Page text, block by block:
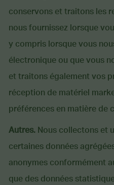
conservons et traitons les
nous fournissez lorsque
y compris lorsque vous
électronique ou que vous
et traitons également vos
réception de matériel
préférences en matière de
Autres. Nous collectons et
certaines données
anonymes conformément
que des données